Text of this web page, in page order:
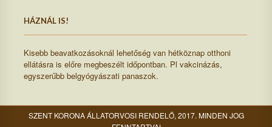
HÁZNÁL IS!
Kisebb beavatkozásoknál lehetőség van hétköznap otthoni
ellátásra is előre megbeszélt időpontban. Pl vakcinázás,
egyszerűbb belgyógyászati panaszok.
SZENT KORONA ÁLLATORVOSI RENDELŐ, 2017. MINDEN JOG